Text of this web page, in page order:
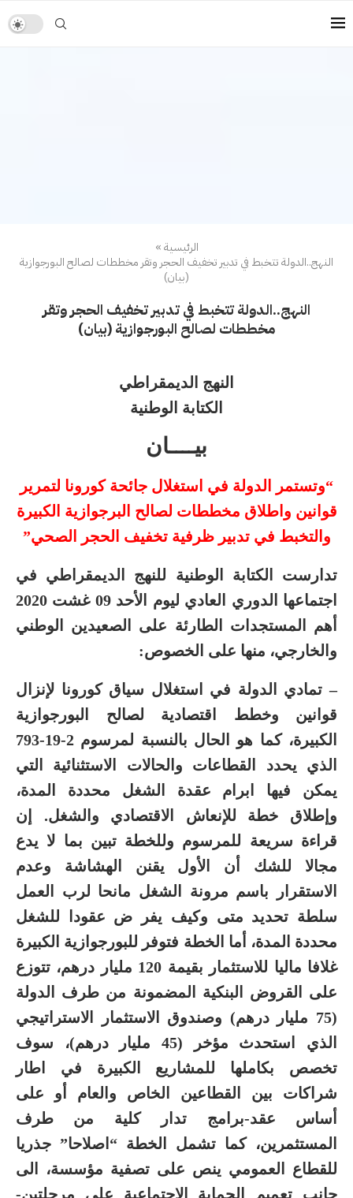
الرئيسية»
النهج..الدولة تتخبط في تدبير تخفيف الحجر وتقر مخططات لصالح البورجوازية
(بيان)
النهج..الدولة تتخبط في تدبير تخفيف الحجر وتقر
مخططات لصالح البورجوازية (بيان)
النهج الديمقراطي
الكتابة الوطنية
بيــــان
“وتستمر الدولة في استغلال جائحة كورونا لتمرير
قوانين واطلاق مخططات لصالح البرجوازية الكبيرة
والتخبط في تدبير ظرفية تخفيف الحجر الصحي”
تدارست الكتابة الوطنية للنهج الديمقراطي في
اجتماعها الدوري العادي ليوم الأحد 09 غشت 2020
أهم المستجدات الطارئة على الصعيدين الوطني
والخارجي، منها على الخصوص:
– تمادي الدولة في استغلال سياق كورونا لإنزال
قوانين وخطط اقتصادية لصالح البورجوازية
الكبيرة، كما هو الحال بالنسبة لمرسوم 2-19-793
الذي يحدد القطاعات والحالات الاستثنائية التي
يمكن فيها ابرام عقدة الشغل محددة المدة،
وإطلاق خطة للإنعاش الاقتصادي والشغل. إن
قراءة سريعة للمرسوم وللخطة تبين بما لا يدع
مجالا للشك أن الأول يقنن الهشاشة وعدم
الاستقرار باسم مرونة الشغل مانحا لرب العمل
سلطة تحديد متى وكيف يفر ض عقودا للشغل
محددة المدة، أما الخطة فتوفر للبورجوازية الكبيرة
غلافا ماليا للاستثمار بقيمة 120 مليار درهم، تتوزع
على القروض البنكية المضمونة من طرف الدولة
(75 مليار درهم) وصندوق الاستثمار الاستراتيجي
الذي استحدث مؤخر (45 مليار درهم)، سوف
تخصص بكاملها للمشاريع الكبيرة في اطار
شراكات بين القطاعين الخاص والعام أو على
أساس عقد-برامج تدار كلية من طرف
المستثمرين، كما تشمل الخطة “اصلاحا” جذريا
للقطاع العمومي ينص على تصفية مؤسسة، الى
جانب تعميم الحماية الاجتماعية على مرحلتين-